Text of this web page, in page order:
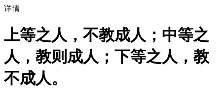
详情
上等之人，不教成人；中等之
人，教则成人；下等之人，教
不成人。